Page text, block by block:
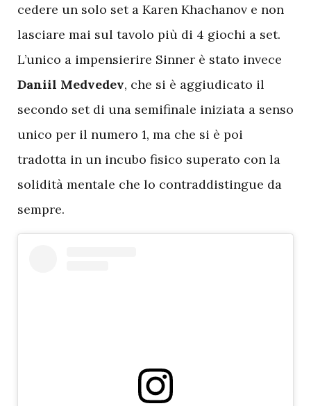
cedere un solo set a Karen Khachanov e non
lasciare mai sul tavolo più di 4 giochi a set.
L’unico a impensierire Sinner è stato invece
Daniil Medvedev, che si è aggiudicato il
secondo set di una semifinale iniziata a senso
unico per il numero 1, ma che si è poi
tradotta in un incubo fisico superato con la
solidità mentale che lo contraddistingue da
sempre.